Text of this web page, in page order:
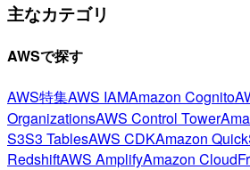
主なカテゴリ
AWSで探す
AWS特集AWS IAMAmazon Cognito
OrganizationsAWS Control Tower
S3S3 TablesAWS CDKAmazon
RedshiftAWS AmplifyAmazon